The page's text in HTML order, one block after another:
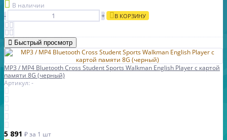
В наличии
-
+ В КОРЗИНУ
Быстрый просмотр
MP3 / MP4 Bluetooth Cross Student Sports Walkman English Player с картой
памяти 8G (черный)
Артикул: -
5 891 ₽за 1 шт